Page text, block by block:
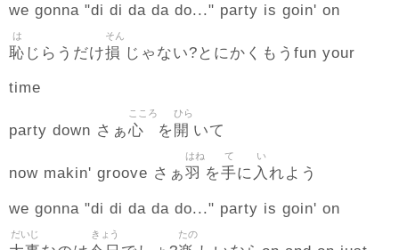
we gonna "di di da da do..." party is goin' on
恥
は
じらうだけ損
そん
じゃない?とにかくもうfun your
time
party down さぁ心
こころ
を 開
ひら
いて
now makin' groove さぁ羽
はね
を手
て
に 入
い
れよう
we gonna "di di da da do..." party is goin' on
だいじ きょう たの